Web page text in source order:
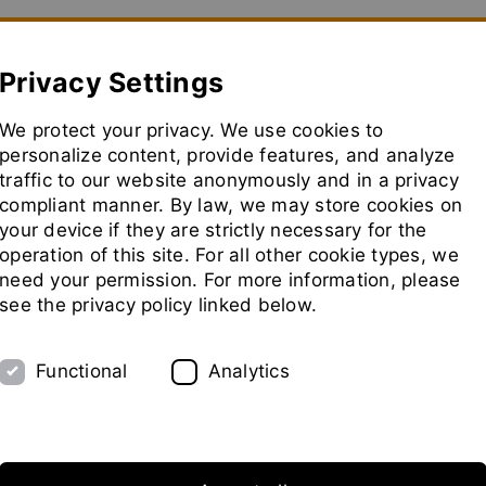
glacées avec
Usine Pilote Salons Représentants
aller
à
d'accueil
Privacy Settings
We protect your privacy. We use cookies to
personalize content, provide features, and analyze
traffic to our website anonymously and in a privacy
compliant manner. By law, we may store cookies on
your device if they are strictly necessary for the
operation of this site. For all other cookie types, we
need your permission. For more information, please
see the privacy policy linked below.
Functional Analytics